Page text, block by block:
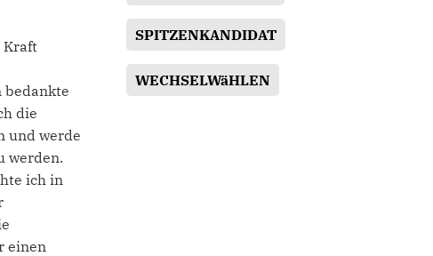
Kraft
bedankte
die
und werde
werden.
ich in
einen
SPITZENKANDIDAT
WECHSELWäHLEN